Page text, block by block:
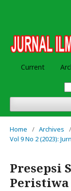
Current
Home / Archives
/
Vol 9 No 2 (2023):
Presepsi